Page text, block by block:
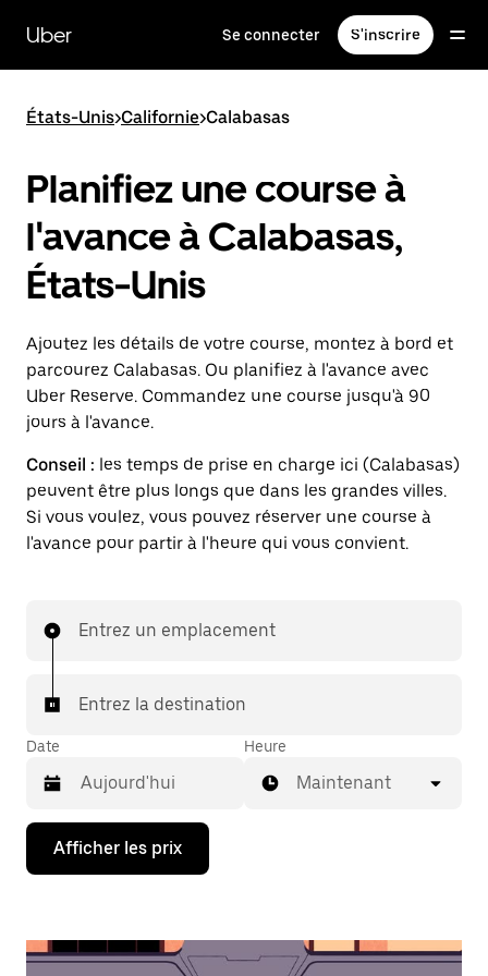
contenu
principal
Uber Se connecter S'inscrire
États-Unis>Californie>Calabasas
Planifiez une course à
l'avance à Calabasas,
États-Unis
Ajoutez les détails de votre course, montez à bord et
parcourez Calabasas. Ou planifiez à l'avance avec
Uber Reserve. Commandez une course jusqu'à 90
jours à l'avance.
Conseil : les temps de prise en charge ici (Calabasas)
peuvent être plus longs que dans les grandes villes.
Si vous voulez, vous pouvez réserver une course à
l'avance pour partir à l'heure qui vous convient.
Entrez un emplacement
Entrez la destination
Date
Appuyez
la
bas
Heure
Maintenant
Afficher les prix